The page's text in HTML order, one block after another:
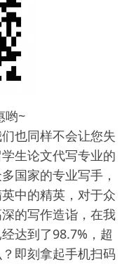
哟~
也同样不会让您失
生论文代写专业的
国家的专业写手，
中的精英，对于众
的写作造诣，在我
达到了98.7%，超
即刻拿起手机扫码